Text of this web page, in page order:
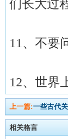
们长大过
11、不要
12、世界
上一篇:一些古代
相关格言